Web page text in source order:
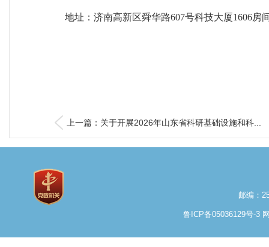
地址：济南高新区舜华路607号科技大厦1606房
上一篇：关于开展2026年山东省科研基础设施和科...
邮编：
鲁ICP备05036129号-3